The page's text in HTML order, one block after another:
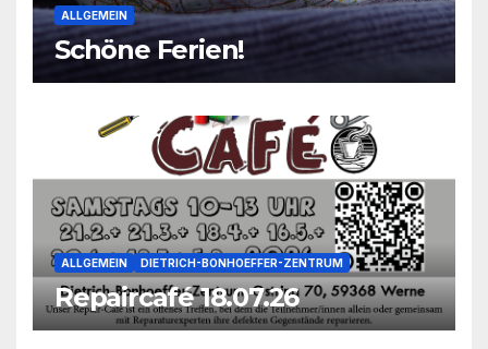
ALLGEMEIN
Schöne Ferien!
ALLGEMEIN DIETRICH-BONHOEFFER-ZENTRUM
Repaircafé 18.07.26